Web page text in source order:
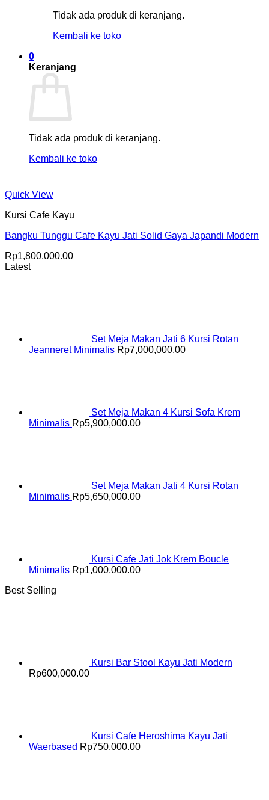
Tidak ada produk di keranjang.
Kembali ke toko
0
Keranjang
Tidak ada produk di keranjang.
Kembali ke toko
Quick View
Kursi Cafe Kayu
Bangku Tunggu Cafe Kayu Jati Solid Gaya Japandi Modern
Rp1,800,000.00
Latest
Set Meja Makan Jati 6 Kursi Rotan
Jeanneret Minimalis Rp7,000,000.00
Set Meja Makan 4 Kursi Sofa Krem
Minimalis Rp5,900,000.00
Set Meja Makan Jati 4 Kursi Rotan
Minimalis Rp5,650,000.00
Kursi Cafe Jati Jok Krem Boucle
Minimalis Rp1,000,000.00
Best Selling
Kursi Bar Stool Kayu Jati Modern
Rp600,000.00
Kursi Cafe Heroshima Kayu Jati
Waerbased Rp750,000.00